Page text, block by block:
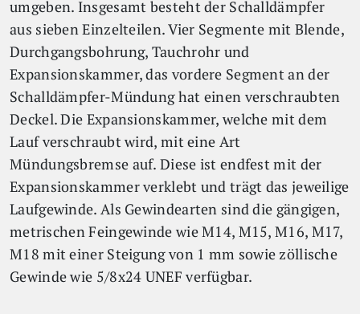
umgeben. Insgesamt besteht der Schalldämpfer
aus sieben Einzelteilen. Vier Segmente mit Blende,
Durchgangsbohrung, Tauchrohr und
Expansionskammer, das vordere Segment an der
Schalldämpfer-Mündung hat einen verschraubten
Deckel. Die Expansionskammer, welche mit dem
Lauf verschraubt wird, mit eine Art
Mündungsbremse auf. Diese ist endfest mit der
Expansionskammer verklebt und trägt das jeweilige
Laufgewinde. Als Gewindearten sind die gängigen,
metrischen Feingewinde wie M14, M15, M16, M17,
M18 mit einer Steigung von 1 mm sowie zöllische
Gewinde wie 5/8x24 UNEF verfügbar.